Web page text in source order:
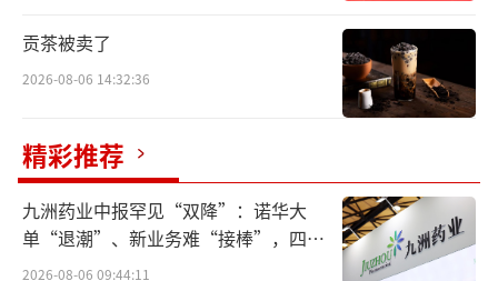
刘敏离职的这个月，药明巨诺公告新董事
长是服务药明巨诺多年、技术出身的刘诚。也
是这个月的12号，药明巨诺宣布田丰加入药明
巨诺，即将出任公司CEO——官宣时间，刚好在
国家医保局发布《商业健康保险创新药品目
录》的五天之后，或许是药明巨诺提前布局了
商业化的掌舵人。
贡茶被卖了
2026-08-06 14:32:36
精彩推荐
九洲药业中报罕见“双降”：诺华大
单“退潮”、新业务难“接棒”，四大
难关待闯
2026-08-06 09:44:11